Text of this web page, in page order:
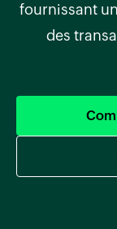
fournissant
des